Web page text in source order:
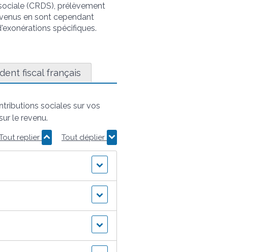
(CRDS), prélèvement
en sont cependant
spécifiques.
fiscal français
sociales sur vos
le revenu.
replier Tout déplier